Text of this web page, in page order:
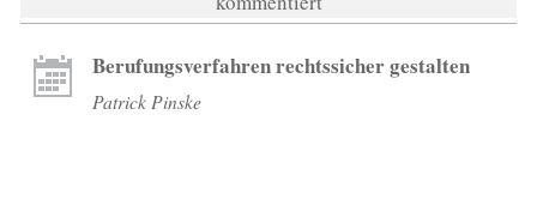
Berufungsverfahren rechtssicher gestalten
Patrick Pinske